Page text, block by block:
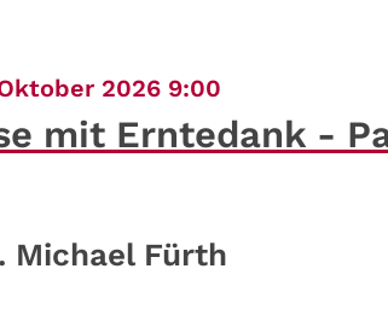
2026 9:00
mit Erntedank -
Michael Fürth